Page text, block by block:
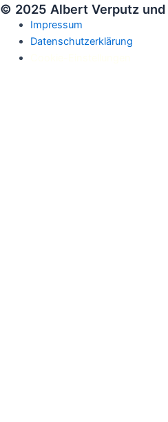
© 2025 Albert Verputz und
Impressum
Datenschutzerklärung